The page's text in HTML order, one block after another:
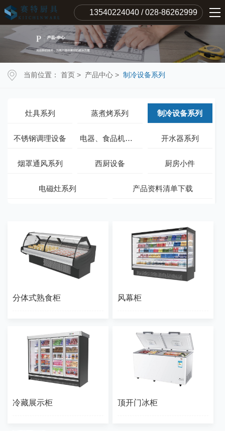
13540224040 / 028-86262999
当前位置： 首页 > 产品中心 > 制冷设备系列
灶具系列 蒸煮烤系列 制冷设备系列
不锈钢调理设备 电器、食品机械系列 开水器系列
烟罩通风系列 西厨设备 厨房小件
电磁灶系列 产品资料清单下载
分体式熟食柜 风幕柜
冷藏展示柜 顶开门冰柜